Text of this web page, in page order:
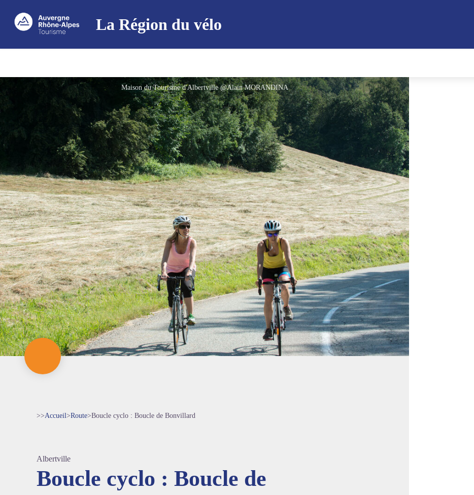
La Région du vélo
Maison du Tourisme d'Albertville @Alain MORANDINA
>>Accueil>Route>Boucle cyclo : Boucle de Bonvillard
Albertville
Boucle cyclo : Boucle de